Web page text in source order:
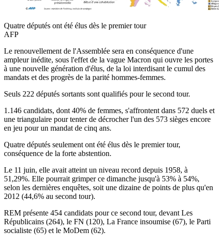
Quatre députés ont été élus dès le premier tour
AFP
Le renouvellement de l'Assemblée sera en conséquence d'une
ampleur inédite, sous l'effet de la vague Macron qui ouvre les portes
à une nouvelle génération d'élus, de la loi interdisant le cumul des
mandats et des progrès de la parité hommes-femmes.
Seuls 222 députés sortants sont qualifiés pour le second tour.
1.146 candidats, dont 40% de femmes, s'affrontent dans 572 duels et
une triangulaire pour tenter de décrocher l'un des 573 sièges encore
en jeu pour un mandat de cinq ans.
Quatre députés seulement ont été élus dès le premier tour,
conséquence de la forte abstention.
Le 11 juin, elle avait atteint un niveau record depuis 1958, à
51,29%. Elle pourrait grimper ce dimanche jusqu'à 53% à 54%,
selon les dernières enquêtes, soit une dizaine de points de plus qu'en
2012 (44,6% au second tour).
REM présente 454 candidats pour ce second tour, devant Les
Républicains (264), le FN (120), La France insoumise (67), le Parti
socialiste (65) et le MoDem (62).